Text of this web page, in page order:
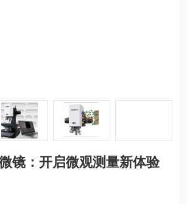
镜：开启微观测量新体验